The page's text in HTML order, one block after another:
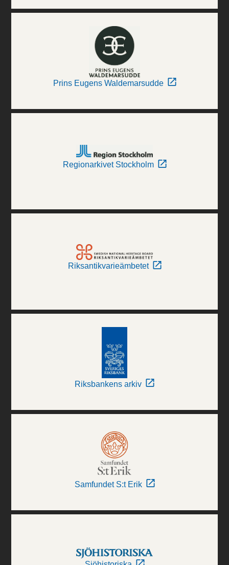
Prins Eugens Waldemarsudde
Regionarkivet Stockholm
Riksantikvarieämbetet
Riksbankens arkiv
Samfundet S:t Erik